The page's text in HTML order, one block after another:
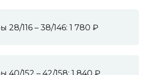
28/116 – 38/146: 1 780 ₽
40/152 – 42/158: 1 840 ₽